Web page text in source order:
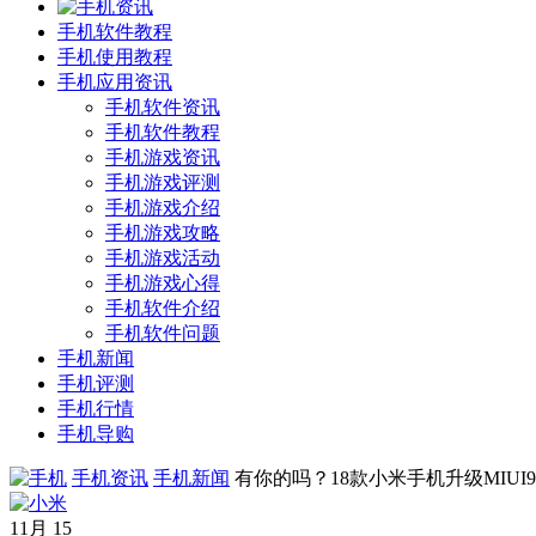
手机软件教程
手机使用教程
手机应用资讯
手机软件资讯
手机软件教程
手机游戏资讯
手机游戏评测
手机游戏介绍
手机游戏攻略
手机游戏活动
手机游戏心得
手机软件介绍
手机软件问题
手机新闻
手机评测
手机行情
手机导购
手机资讯 手机新闻 有你的吗？18款小米手机升级
11月 15